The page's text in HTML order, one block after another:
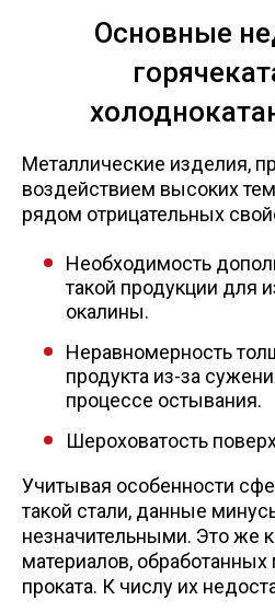
Основные
Металлические изделия,
воздействием высоких
рядом отрицательных
Необходимость
такой продукции для
окалины.
Неравномерность
продукта из-за
процессе остывания.
Шероховатость
Учитывая особенности
такой стали, данные
незначительными. Это же
материалов,
проката. К числу их